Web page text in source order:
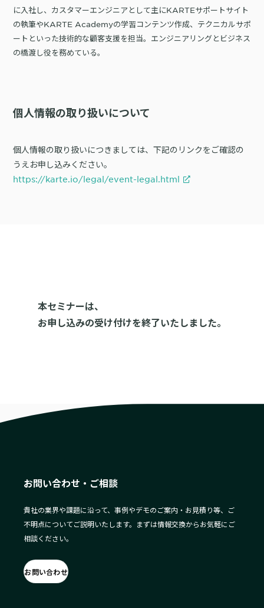
に入社し、カスタマーエンジニアとして主にKARTEサポートサイト
の執筆やKARTE Academyの学習コンテンツ作成、テクニカルサポ
ートといった技術的な顧客支援を担当。エンジニアリングとビジネス
の橋渡し役を務めている。
個人情報の取り扱いについて
個人情報の取り扱いにつきましては、下記のリンクをご確認の
うえお申し込みください。
https://karte.io/legal/event-legal.html
本セミナーは、
お申し込みの受け付けを終了いたしました。
お問い合わせ・ご相談
貴社の業界や課題に沿って、事例やデモのご案内・お見積り等、ご
不明点についてご説明いたします。まずは情報交換からお気軽にご
相談ください。
お問い合わせ